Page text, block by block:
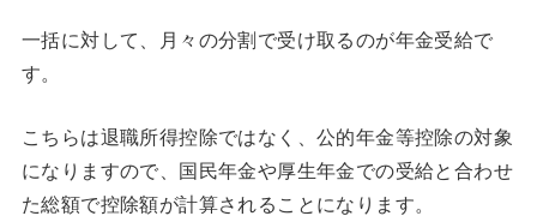
一括に対して、月々の分割で受け取るのが年金受給で
す。
こちらは退職所得控除ではなく、公的年金等控除の対象
になりますので、国民年金や厚生年金での受給と合わせ
た総額で控除額が計算されることになります。